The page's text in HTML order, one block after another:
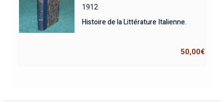
1912
Histoire de la Littérature Italienne.
50,00€